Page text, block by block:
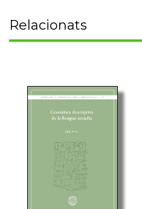
Relacionats